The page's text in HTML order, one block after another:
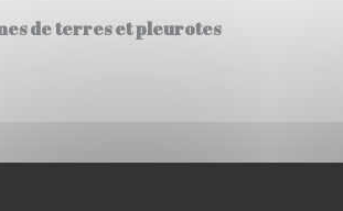
de terres et pleurotes
, accompagné de frites fraîches cuites à la